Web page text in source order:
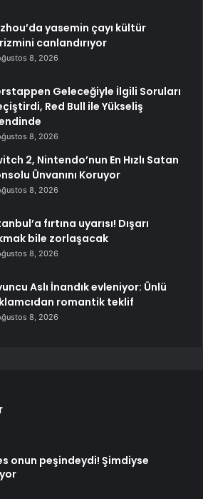
yasemin çayı kültür
canlandırıyor
8, 2026
Geleceğiyle İlgili Soruları
Red Bull ile Yükseliş
8, 2026
2, Nintendo’nun En Hızlı Satan
Ünvanını Koruyor
8, 2026
fırtına uyarısı! Dışarı
bile zorlaşacak
8, 2026
Aslı İnandık evleniyor: Ünlü
romantik teklif
8, 2026
onun peşindeydi! Şimdiyse